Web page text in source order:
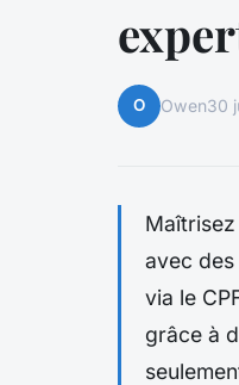
O Owen30
avec
via le
grâce à